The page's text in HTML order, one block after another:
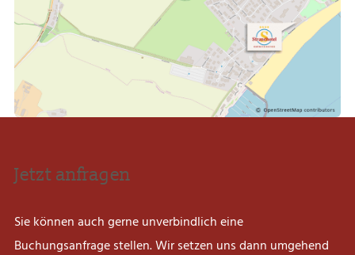
Jetzt anfragen
Sie können auch gerne unverbindlich eine
Buchungsanfrage stellen. Wir setzen uns dann umgehend